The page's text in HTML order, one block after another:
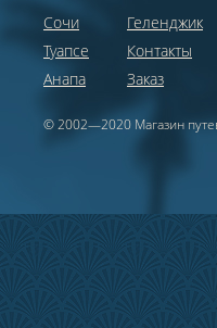
Сочи
Туапсе
Анапа
Геленджик
Контакты
Заказ
© 2002—2020 Магазин